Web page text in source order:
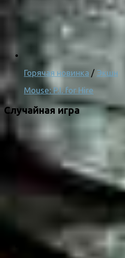
Горячая новинка / Экшн
Mouse: P.I. for Hire
Случайная игра